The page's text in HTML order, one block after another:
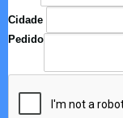
Cidade
Pedido